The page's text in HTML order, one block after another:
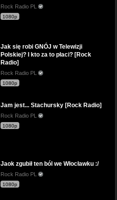
Rock Radio PL
1080p
Jak się robi GNÓJ w Telewizji
Polskiej? I kto za to płaci? [Rock
Radio]
Rock Radio PL
1080p
Jam jest... Stachursky [Rock Radio]
Rock Radio PL
1080p
Jaok zgubił ten ból we Włocławku :/
Rock Radio PL
1080p